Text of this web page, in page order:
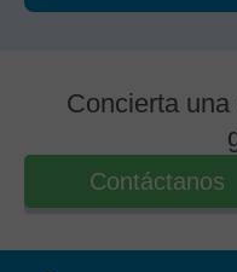
Concierta
Contáctanos